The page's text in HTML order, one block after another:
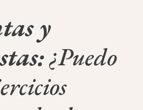
y
¿Puedo